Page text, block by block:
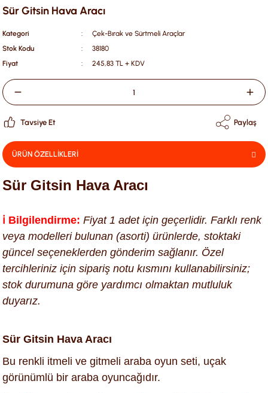
Sür Gitsin Hava Aracı
Kategori
Çek-Bırak ve Sürtmeli Araçlar
Stok Kodu
38180
Fiyat
245,83 TL + KDV
Tavsiye Et Paylaş
ÜRÜN ÖZELLİKLERİ
Sür Gitsin Hava Aracı
ℹ️ Bilgilendirme: Fiyat 1 adet için geçerlidir. Farklı renk
veya modelleri bulunan (asorti) ürünlerde, stoktaki
güncel seçeneklerden gönderim sağlanır. Özel
tercihleriniz için sipariş notu kısmını kullanabilirsiniz;
stok durumuna göre yardımcı olmaktan mutluluk
duyarız.
Sür Gitsin Hava Aracı
Bu renkli itmeli ve gitmeli araba oyun seti, uçak
görünümlü bir araba oyuncağıdır.